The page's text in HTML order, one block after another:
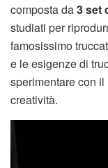
composta da3 set
studiati per
famosissimo
e le esigenze di
sperimentare con
creatività.